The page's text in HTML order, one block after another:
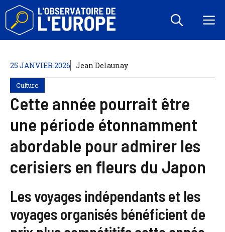
Aller
contenu
25 JANVIER 2026 Jean Delaunay
Culture
Cette année pourrait être
une période étonnamment
abordable pour admirer les
cerisiers en fleurs du Japon
Les voyages indépendants et les
voyages organisés bénéficient de